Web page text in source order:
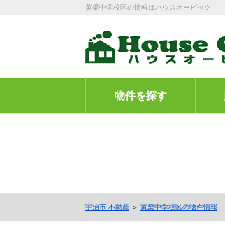
黄檗中学校区の情報はハウスオービック
物件を探す
宇治市 不動産 ＞ 黄檗中学校区の物件情報